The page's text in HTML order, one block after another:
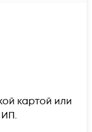
картой или